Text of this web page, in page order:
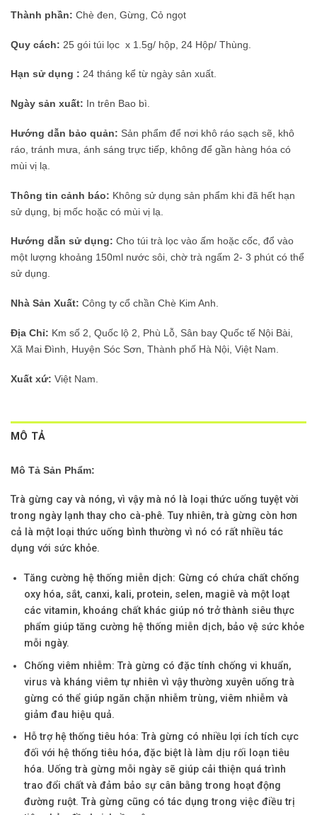
Thành phần: Chè đen, Gừng, Cỏ ngọt
Quy cách: 25 gói túi lọc x 1.5g/ hộp, 24 Hộp/ Thùng.
Hạn sử dụng : 24 tháng kể từ ngày sản xuất.
Ngày sản xuất: In trên Bao bì.
Hướng dẫn bảo quản: Sản phẩm để nơi khô ráo sạch sẽ, khô
ráo, tránh mưa, ánh sáng trực tiếp, không để gần hàng hóa có
mùi vị lạ.
Thông tin cảnh báo: Không sử dụng sản phẩm khi đã hết hạn
sử dụng, bị mốc hoặc có mùi vị lạ.
Hướng dẫn sử dụng: Cho túi trà lọc vào ấm hoặc cốc, đổ vào
một lượng khoảng 150ml nước sôi, chờ trà ngấm 2- 3 phút có thể
sử dụng.
Nhà Sản Xuất: Công ty cổ chần Chè Kim Anh.
Địa Chỉ: Km số 2, Quốc lộ 2, Phù Lỗ, Sân bay Quốc tế Nội Bài,
Xã Mai Đình, Huyện Sóc Sơn, Thành phố Hà Nội, Việt Nam.
Xuất xứ: Việt Nam.
MÔ TẢ
Mô Tả Sản Phẩm:
Trà gừng cay và nóng, vì vậy mà nó là loại thức uống tuyệt vời
trong ngày lạnh thay cho cà-phê. Tuy nhiên, trà gừng còn hơn
cả là một loại thức uống bình thường vì nó có rất nhiều tác
dụng với sức khỏe.
Tăng cường hệ thống miễn dịch: Gừng có chứa chất chống
oxy hóa, sắt, canxi, kali, protein, selen, magiê và một loạt
các vitamin, khoáng chất khác giúp nó trở thành siêu thực
phẩm giúp tăng cường hệ thống miễn dịch, bảo vệ sức khỏe
mỗi ngày.
Chống viêm nhiễm: Trà gừng có đặc tính chống vi khuẩn,
virus và kháng viêm tự nhiên vì vậy thường xuyên uống trà
gừng có thể giúp ngăn chặn nhiễm trùng, viêm nhiễm và
giảm đau hiệu quả.
Hỗ trợ hệ thống tiêu hóa: Trà gừng có nhiều lợi ích tích cực
đối với hệ thống tiêu hóa, đặc biệt là làm dịu rối loạn tiêu
hóa. Uống trà gừng mỗi ngày sẽ giúp cải thiện quá trình
trao đổi chất và đảm bảo sự cân bằng trong hoạt động
đường ruột. Trà gừng cũng có tác dụng trong việc điều trị